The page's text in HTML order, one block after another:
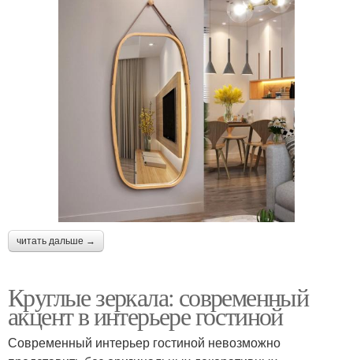
читать дальше →
Круглые зеркала: современный
акцент в интерьере гостиной
Современный интерьер гостиной невозможно